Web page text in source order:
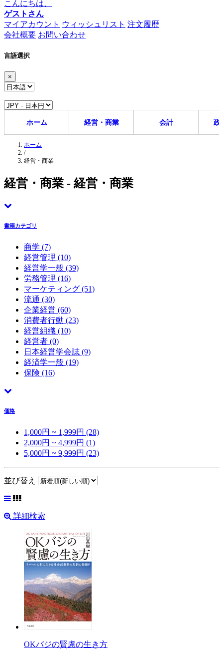
こんにちは、
ゲストさん
マイアカウント ウィッシュリスト 注文履歴
会社概要 お問い合わせ
言語選択
×
ホーム 経営・商業 会計 政
ホーム
/
経営・商業
経営・商業 - 経営・商業
書籍カテゴリ
商学 (7)
経営管理 (10)
経営学一般 (39)
労務管理 (16)
マーケティング (51)
流通 (30)
企業経営 (60)
消費者行動 (23)
経営組織 (10)
経営者 (0)
日本経営学会誌 (9)
経済学一般 (19)
保険 (16)
価格
1,000円 ~ 1,999円 (28)
2,000円 ~ 4,999円 (1)
5,000円 ~ 9,999円 (23)
並び替え
詳細検索
OKバジの賢慮の生き方